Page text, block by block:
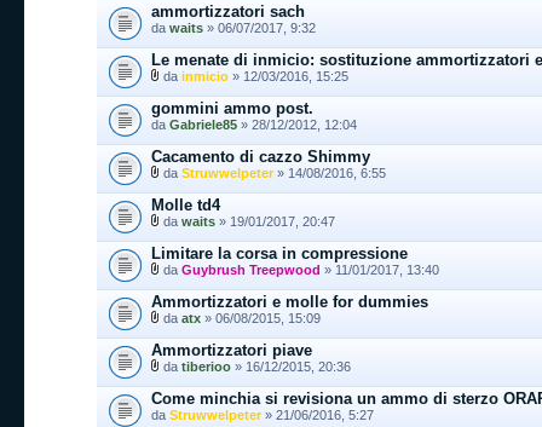
ammortizzatori sach
da waits » 06/07/2017, 9:32
Le menate di inmicio: sostituzione ammortizzatori
da inmicio » 12/03/2016, 15:25
gommini ammo post.
da Gabriele85 » 28/12/2012, 12:04
Cacamento di cazzo Shimmy
da Struwwelpeter» 14/08/2016, 6:55
Molle td4
da waits » 19/01/2017, 20:47
Limitare la corsa in compressione
da Guybrush Treepwood » 11/01/2017, 13:40
Ammortizzatori e molle for dummies
da atx » 06/08/2015, 15:09
Ammortizzatori piave
da tiberioo » 16/12/2015, 20:36
Come minchia si revisiona un ammo di sterzo
da Struwwelpeter» 21/06/2016, 5:27